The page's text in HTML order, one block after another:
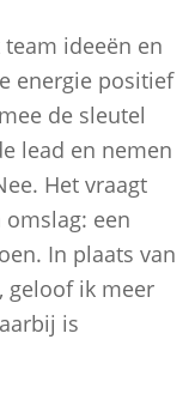
ideeën en
energie positief
de sleutel
lead en nemen
Het vraagt
een
In plaats van
geloof ik meer
is